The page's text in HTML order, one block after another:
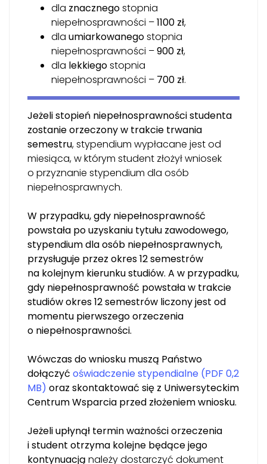
dla znacznegostopnia
niepełnosprawności –1100 zł,
dla umiarkowanegostopnia
niepełnosprawności –900 zł,
dla lekkiegostopnia
niepełnosprawności – 700 zł.
Jeżeli stopień niepełnosprawności studenta
zostanie orzeczony w trakcie trwania
semestru,stypendium wypłacane jest od
miesiąca, w którym student złożył wniosek
o przyznanie stypendium dla osób
niepełnosprawnych.
W przypadku, gdy niepełnosprawność
powstała po uzyskaniu tytułu zawodowego,
stypendium dla osób niepełnosprawnych,
przysługuje przez okres 12 semestrów
na kolejnym kierunku studiów. A w przypadku,
gdy niepełnosprawność powstała w trakcie
studiów okres 12 semestrów liczony jest od
momentu pierwszego orzeczenia
o niepełnosprawności.
Wówczas do wniosku muszą Państwo
dołączyć oświadczenie stypendialne (PDF 0,2
MB) oraz skontaktować się z Uniwersyteckim
Centrum Wsparcia przed złożeniem wniosku.
Jeżeli upłynął termin ważności orzeczenia
i student otrzyma kolejne będące jego
kontynuacją należy dostarczyć dokument